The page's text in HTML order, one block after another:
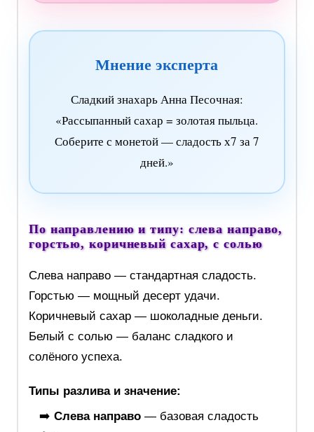
Мнение эксперта
Сладкий знахарь Анна Песочная:
«Рассыпанный сахар = золотая пыльца.
Соберите с монетой — сладость х7 за 7
дней.»
По направлению и типу: слева направо,
горстью, коричневый сахар, с солью
Слева направо — стандартная сладость.
Горстью — мощный десерт удачи.
Коричневый сахар — шоколадные деньги.
Белый с солью — баланс сладкого и
солёного успеха.
Типы разлива и значение:
➡️ Слева направо— базовая сладость